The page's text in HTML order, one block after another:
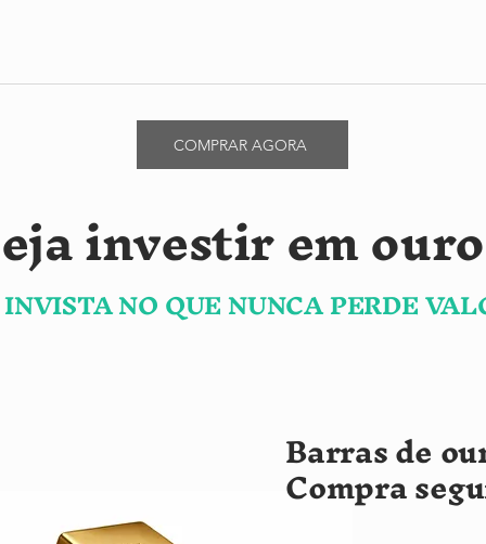
COMPRAR AGORA
investir em
INVISTA NO QUE NUNCA PERDE
Barras de
Compra